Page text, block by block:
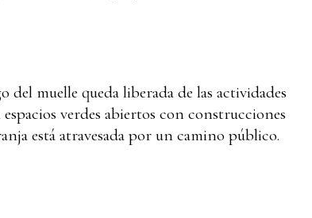
muelle queda liberada de las actividades
verdes abiertos con construcciones
está atravesada por un camino público.